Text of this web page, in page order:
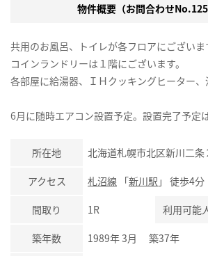
物件概要（お問合わせ
共用のお風呂、トイレが各フロアにございま
コインランドリーは１階にございます。
各部屋に給湯器、ＩＨクッキングヒーター、
6月に随時エアコン設置予定。設置完了予定
所在地 北海道札幌市北区新川二
アクセス 札沼線 「新川駅 」 徒歩4分
間取り 1R 利用可能
築年数 1989年 3月 築37年